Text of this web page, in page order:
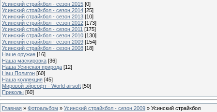
Усинский страйкбол - сезон 2015 [0]
Усинский страйкбол - сезон 2014 [25]
Усинский страйкбол - сезон 2013 [10]
Усинский страйкбол - сезон 2012 [173]
Усинский страйкбол - сезон 2011 [175]
Усинский страйкбол - сезон 2010 [130]
Усинский страйкбол - сезон 2009 [154]
Усинский страйкбол - сезон 2008 [18]
Наше оружие [16]
Наша маскировка [36]
Наша Усинская природа [12]
Наш Полигон [60]
Наша коллекция [45]
Мировой эйрсофт - World airsoft [50]
Приколы [60]
Главная » Фотоальбом » Усинский страйкбол - сезон 2009 » Усинский страйкбол